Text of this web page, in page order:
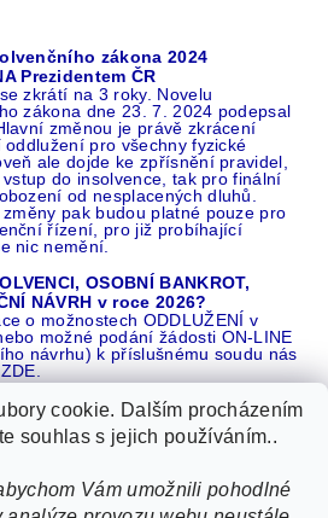
zákona 2024
Prezidentem ČR
zkrátí na 3 roky. Novelu
zákona dne 23. 7. 2024 podepsal
změnou je právě zkrácení
oddlužení pro všechny fyzické
ale dojde ke zpřísnění pravidel,
do insolvence, tak pro finální
od nesplacených dluhů.
pak budou platné pouze pro
řízení, pro již probíhající
nic nemění.
OSOBNÍ BANKROT,
NÁVRH v roce 2026?
o možnostech ODDLUŽENÍ v
možné podání žádosti ON-LINE
návrhu) k příslušnému soudu nás
16 let REFERENCÍ v celé ČR |
o NÁS na SEZNAMU |
cookie. Dalším procházením
souhlas s jejich používáním..
Vám umožnili pohodlné